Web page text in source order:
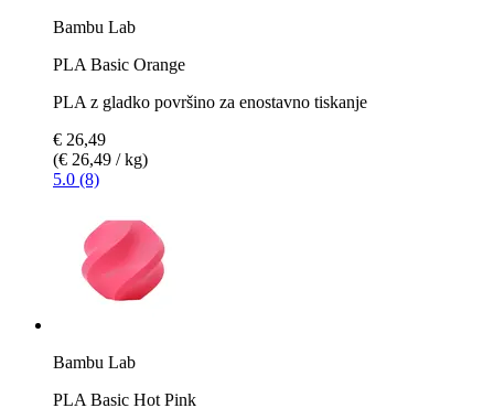
Bambu Lab
PLA Basic Orange
PLA z gladko površino za enostavno tiskanje
€ 26,49
(€ 26,49 / kg)
5.0 (8)
Bambu Lab
PLA Basic Hot Pink